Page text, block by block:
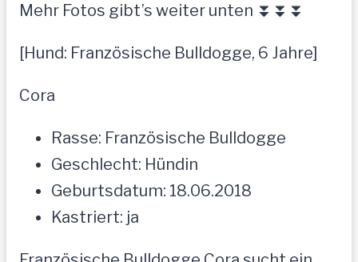
Mehr Fotos gibt’s weiter unten ⏬⏬⏬
[Hund: Französische Bulldogge, 6 Jahre]
Cora
Rasse: Französische Bulldogge
Geschlecht: Hündin
Geburtsdatum: 18.06.2018
Kastriert: ja